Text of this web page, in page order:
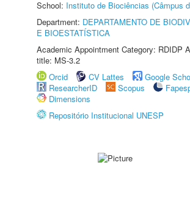
School: Instituto de Biociências (Câmpus
Department: DEPARTAMENTO DE
E BIOESTATÍSTICA
Academic Appointment Category: RDIDP
title: MS-3.2
Orcid
CV Lattes
Google
ResearcherID
Scopus
Dimensions
Repositório Institucional UNESP